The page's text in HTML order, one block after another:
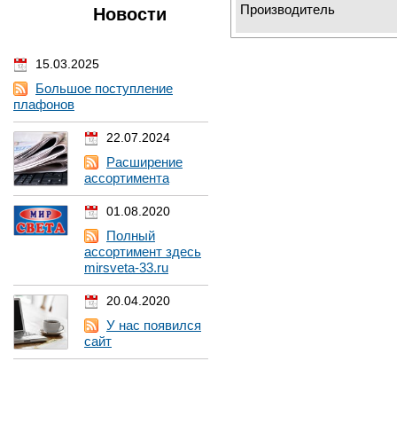
Новости
15.03.2025
Большое поступление
плафонов
22.07.2024
Расширение
ассортимента
01.08.2020
Полный
ассортимент здесь
mirsveta-33.ru
20.04.2020
У нас появился
сайт
Производитель